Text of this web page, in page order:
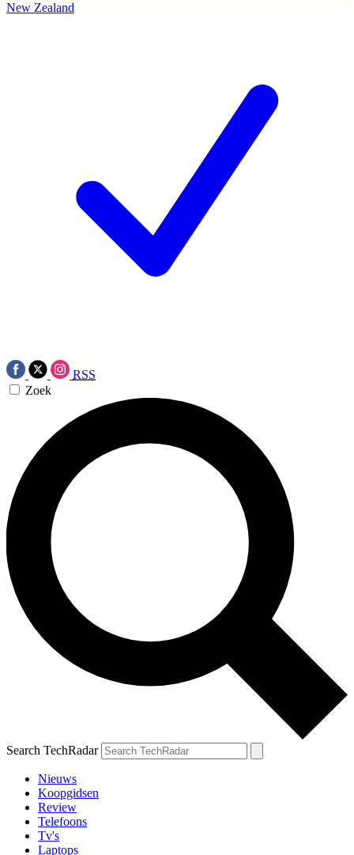
New Zealand
RSS
Zoek
Search TechRadar
Nieuws
Koopgidsen
Review
Telefoons
Tv's
Laptops